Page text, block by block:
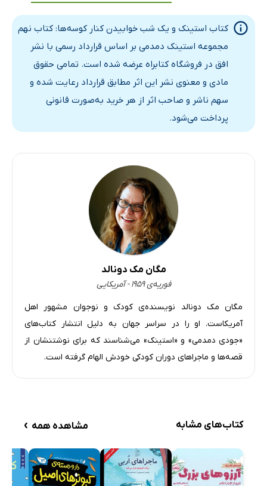
کتاب استینک و یک شب خوابیدن کنار کوسه‌ها: کتاب نهم
مجموعه استینک دمدمی بر اساس قرارداد رسمی با نشر
افق در فروشگاه کتابراه عرضه شده است. تمامی حقوق
مادی و معنوی نشر این اثر مطابق قرارداد رعایت شده و
سهم ناشر و صاحب اثر از هر خرید به‌صورت قانونی
پرداخت می‌شود.
مگان مک دونالد
فوریه‌ی ۱۹۵۹ - آمریکایی
مگان مک دونالد نویسنده‌ی کودک و نوجوان مشهور اهل
آمریکاست. او را در سراسر جهان به دلیل انتشار کتاب‌های
«جودی دمدمی» و «استینک» می‌شناسند که برای نوشتنشان از
قصه‌ها و ماجراهای دوران کودکی خودش الهام گرفته است.
کتاب‌های مشابه مشاهده همه ›